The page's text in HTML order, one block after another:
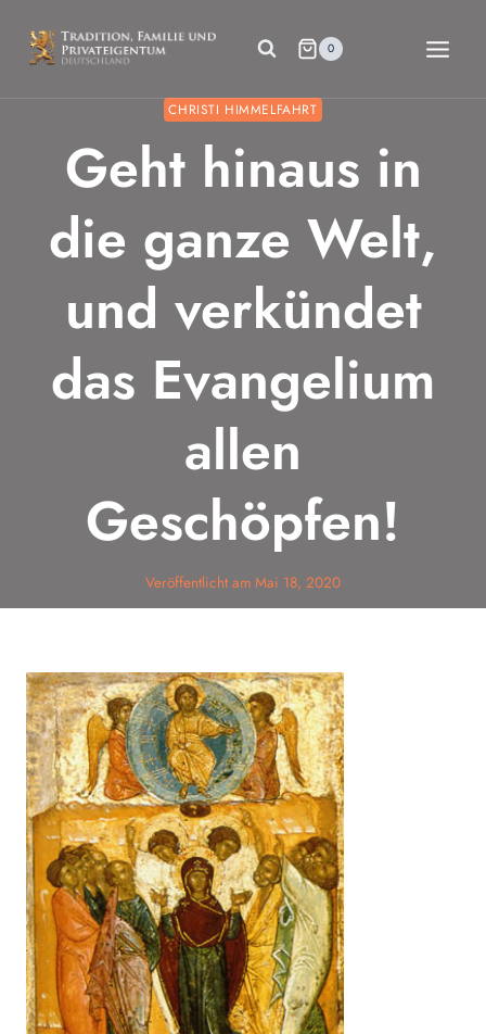
Inhalt
springen
0
CHRISTI HIMMELFAHRT
Geht hinaus in
die ganze Welt,
und verkündet
das Evangelium
allen
Geschöpfen!
Veröffentlicht am Mai 18, 2020